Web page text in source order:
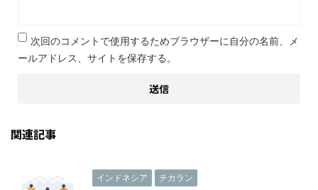
次回のコメントで使用するためブラウザーに自分の名前、メ
ールアドレス、サイトを保存する。
関連記事
インドネシア チカラン